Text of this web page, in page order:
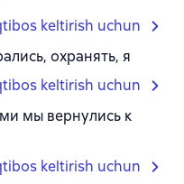
keltirish uchun
охранять, я
keltirish uchun
мы вернулись к
keltirish uchun